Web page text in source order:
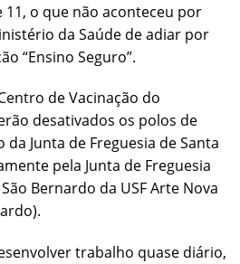
11, o que não aconteceu por
da Saúde de adiar por
“Ensino Seguro”.
de Vacinação do
desativados os polos de
Junta de Freguesia de Santa
pela Junta de Freguesia
Bernardo da USF Arte Nova
trabalho quase diário,